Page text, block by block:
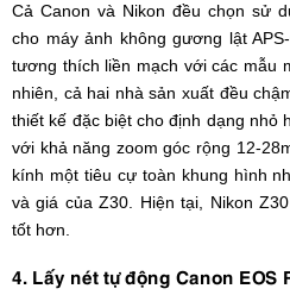
Cả Canon và Nikon đều chọn sử
cho máy ảnh không gương lật
tương thích liền mạch với các mẫu
nhiên, cả hai nhà sản xuất đều
thiết kế đặc biệt cho định dạng nhỏ
với khả năng zoom góc rộng 12-
kính một tiêu cự toàn khung hình
và giá của Z30. Hiện tại, Nikon
tốt hơn.
4. Lấy nét tự động Canon EOS